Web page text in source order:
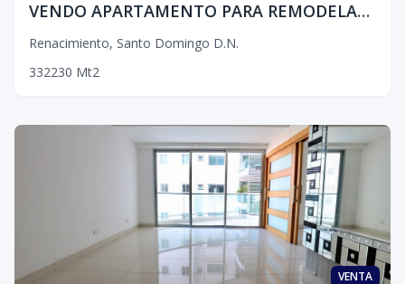
VENDO APARTAMENTO PARA REMODELAR CON 230 MT2 NETOS
Renacimiento, Santo Domingo D.N.
332230 Mt2
VENTA